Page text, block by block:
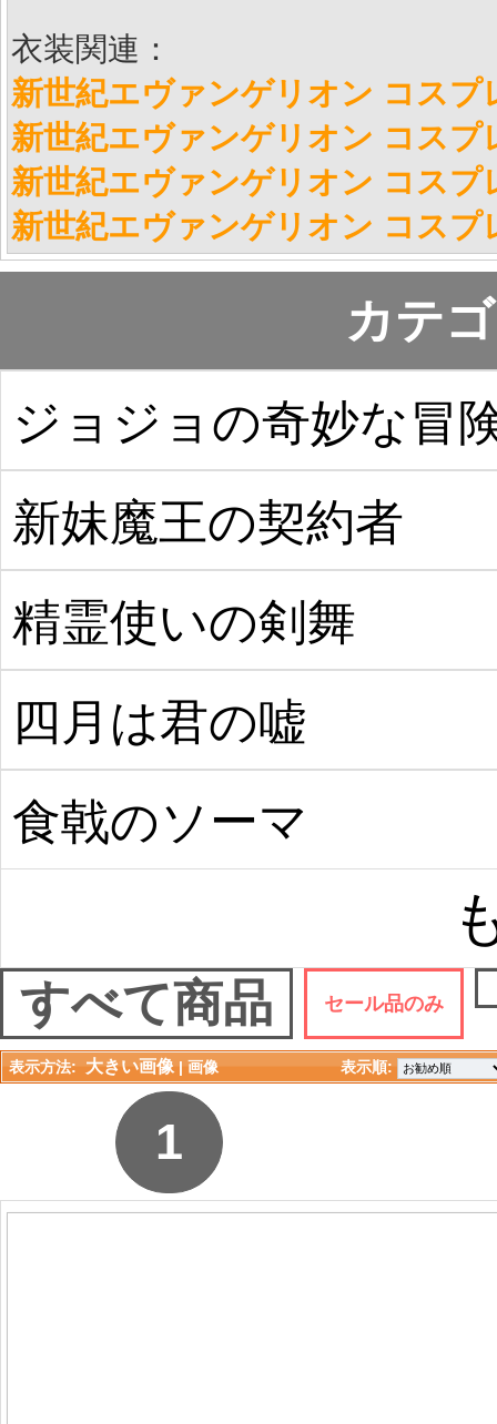
衣装関連：
新世紀エヴァンゲリオン コスプ
新世紀エヴァンゲリオン コスプ
新世紀エヴァンゲリオン コスプ
新世紀エヴァンゲリオン コスプ
カテ
ジョジョの奇妙な冒
新妹魔王の契約者
精霊使いの剣舞
四月は君の嘘
食戟のソーマ
すべて商品 セール品のみ
表示方法: 大きい画像 | 画像 表示順:
1